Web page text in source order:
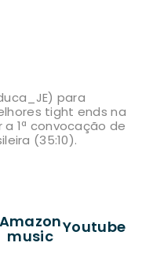
para
tight ends na
1ª convocação de
(35:10).
Amazon
music Youtube